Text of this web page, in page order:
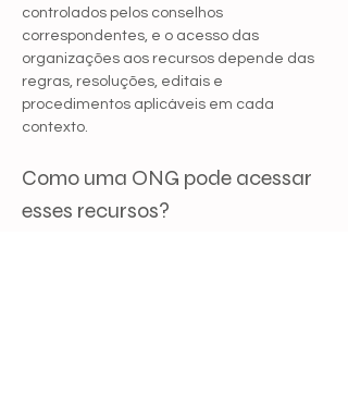
controlados pelos conselhos
correspondentes, e o acesso das
organizações aos recursos depende das
regras, resoluções, editais e
procedimentos aplicáveis em cada
contexto.
Como uma ONG pode acessar
esses recursos?